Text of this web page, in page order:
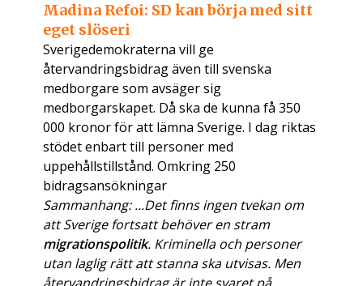
Madina Refoi: SD kan börja med sitt
eget slöseri
Sverigedemokraterna vill ge
återvandringsbidrag även till svenska
medborgare som avsäger sig
medborgarskapet. Då ska de kunna få 350
000 kronor för att lämna Sverige. I dag riktas
stödet enbart till personer med
uppehållstillstånd. Omkring 250
bidragsansökningar
Sammanhang: ...Det finns ingen tvekan om
att Sverige fortsatt behöver en stram
migrationspolitik. Kriminella och personer
utan laglig rätt att stanna ska utvisas. Men